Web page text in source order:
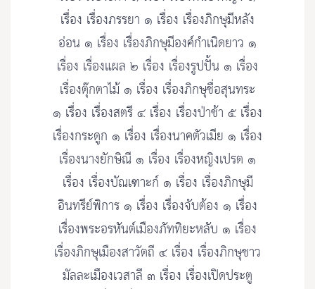
เรื่อง เรื่องภรรยา ๑ เรื่อง เรื่องภิกษุมีหลัง
อ่อน ๑ เรื่อง เรื่องภิกษุมีองค์กำเนิดยาว ๑
เรื่อง เรื่องแผล ๒ เรื่อง เรื่องรูปปั้น ๑ เรื่อง
เรื่องตุ๊กตาไม้ ๑ เรื่อง เรื่องภิกษุชื่อสุนทระ
๑ เรื่อง เรื่องสตรี ๔ เรื่อง เรื่องป่าช้า ๕ เรื่อง
เรื่องกระดูก ๑ เรื่อง เรื่องนาคตัวเมีย ๑ เรื่อง
เรื่องนางยักษิณี ๑ เรื่อง เรื่องหญิงเปรต ๑
เรื่อง เรื่องบัณเฑาะก์ ๑ เรื่อง เรื่องภิกษุมี
อินทรีย์พิการ ๑ เรื่อง เรื่องจับต้อง ๑ เรื่อง
เรื่องพระอรหันต์เมืองภัททิยะหลับ ๑ เรื่อง
เรื่องภิกษุเมืองสาวัตถี ๔ เรื่อง เรื่องภิกษุชาว
มัลละเมืองเวสาลี ๓ เรื่อง เรื่องเปิดประตู